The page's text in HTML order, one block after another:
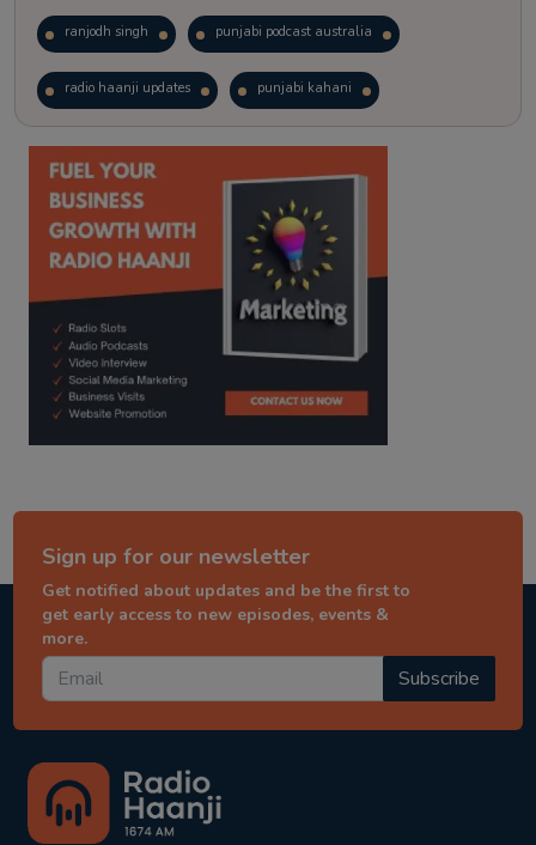
ranjodh singh punjabi podcast australia
radio haanji updates punjabi kahani
kitaab kahani punjabi story
Sign up for our newsletter
Get notified about updates and be the first to
get early access to new episodes, events &
more.
Subscribe